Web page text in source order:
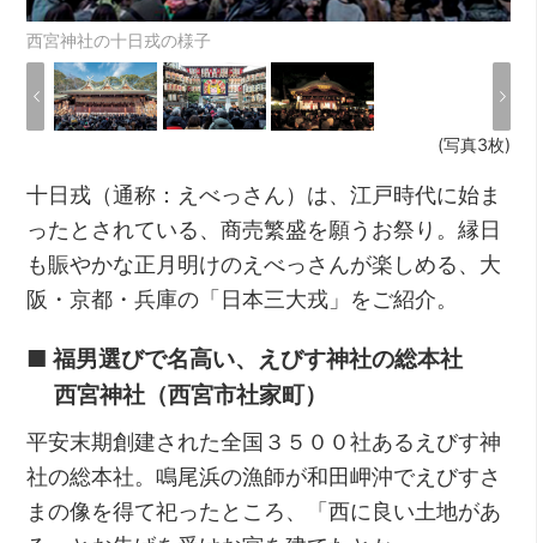
西宮神社の十日戎の様子
(写真3枚)
十日戎（通称：えべっさん）は、江戸時代に始ま
ったとされている、商売繁盛を願うお祭り。縁日
も賑やかな正月明けのえべっさんが楽しめる、大
阪・京都・兵庫の「日本三大戎」をご紹介。
■ 福男選びで名高い、えびす神社の総本社
西宮神社（西宮市社家町）
平安末期創建された全国３５００社あるえびす神
社の総本社。鳴尾浜の漁師が和田岬沖でえびすさ
まの像を得て祀ったところ、「西に良い土地があ